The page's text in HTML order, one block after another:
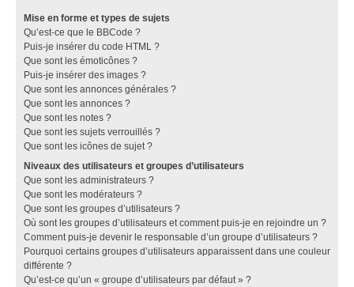
Mise en forme et types de sujets
Qu’est-ce que le BBCode ?
Puis-je insérer du code HTML ?
Que sont les émoticônes ?
Puis-je insérer des images ?
Que sont les annonces générales ?
Que sont les annonces ?
Que sont les notes ?
Que sont les sujets verrouillés ?
Que sont les icônes de sujet ?
Niveaux des utilisateurs et groupes d’utilisateurs
Que sont les administrateurs ?
Que sont les modérateurs ?
Que sont les groupes d’utilisateurs ?
Où sont les groupes d’utilisateurs et comment puis-je en rejoindre un ?
Comment puis-je devenir le responsable d’un groupe d’utilisateurs ?
Pourquoi certains groupes d’utilisateurs apparaissent dans une couleur
différente ?
Qu’est-ce qu’un « groupe d’utilisateurs par défaut » ?